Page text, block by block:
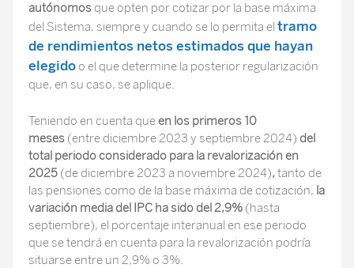
autónomos que opten por cotizar por la base máxima
del Sistema, siempre y cuando se lo permita el tramo
de rendimientos netos estimados que hayan
elegido o el que determine la posterior regularización
que, en su caso, se aplique.
Teniendo en cuenta queen los primeros 10
meses (entre diciembre 2023 y septiembre 2024) del
total periodo considerado para la revalorización en
2025 (de diciembre 2023 a noviembre 2024),tanto de
las pensiones como de la base máxima de cotización, la
variación media del IPC ha sido del 2,9% (hasta
septiembre), el porcentaje interanual en ese periodo
que se tendrá en cuenta para la revalorización podría
situarse entre un 2,9% o 3%.